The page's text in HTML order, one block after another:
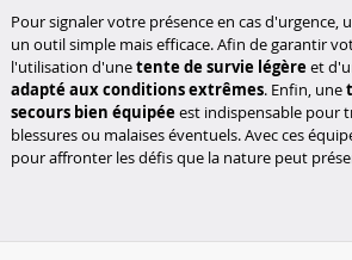
Pour signaler votre présence en cas d'urgence,
un outil simple mais efficace. Afin de garantir
l'utilisation d'unetente de survie légère et
adapté aux conditions extrêmes. Enfin, une
secours bien équipée est indispensable pour
blessures ou malaises éventuels. Avec ces
pour affronter les défis que la nature peut